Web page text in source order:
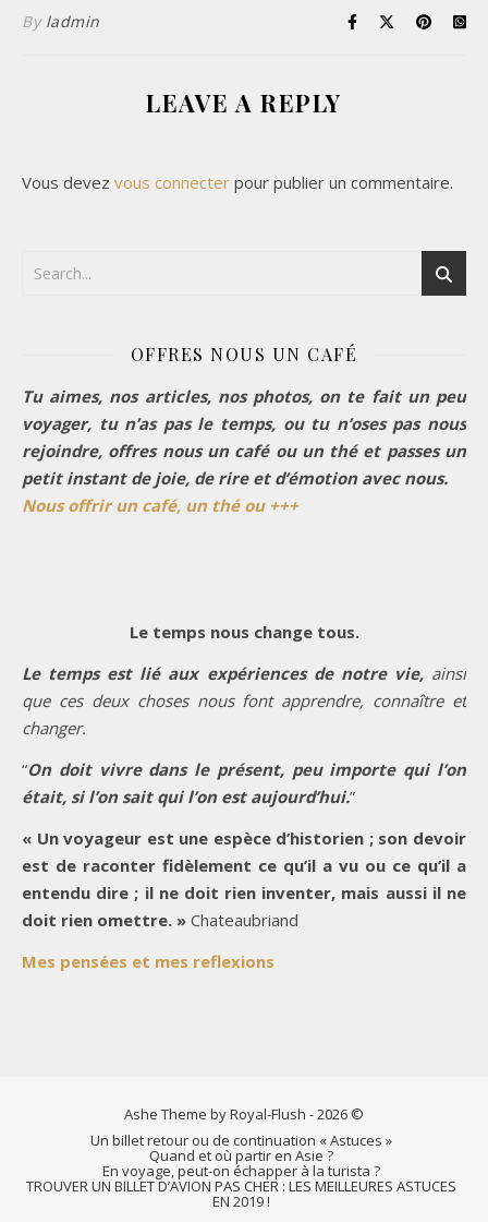
By ladmin
LEAVE A REPLY
Vous devez vous connecter pour publier un commentaire.
OFFRES NOUS UN CAFÉ
Tu aimes, nos articles, nos photos, on te fait un peu
voyager, tu n’as pas le temps, ou tu n’oses pas nous
rejoindre, offres nous un café ou un thé et passes un
petit instant de joie, de rire et d’émotion avec nous.
Nous offrir un café, un thé ou +++
Le temps nous change tous.
Le temps est lié aux expériences de notre vie, ainsi
que ces deux choses nous font apprendre, connaître et
changer.
“On doit vivre dans le présent, peu importe qui l’on
était, si l’on sait qui l’on est aujourd’hui.”
« Un voyageur est une espèce d’historien ; son devoir
est de raconter fidèlement ce qu’il a vu ou ce qu’il a
entendu dire ; il ne doit rien inventer, mais aussi il ne
doit rien omettre. » Chateaubriand
Mes pensées et mes reflexions
Ashe Theme by Royal-Flush - 2026 ©
Un billet retour ou de continuation « Astuces »
Quand et où partir en Asie ?
En voyage, peut-on échapper à la turista ?
TROUVER UN BILLET D’AVION PAS CHER : LES MEILLEURES ASTUCES
EN 2019 !